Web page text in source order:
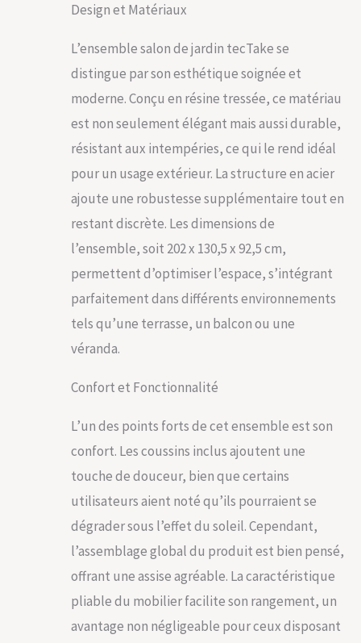
vous séduire par le
du Poly rotin
résistant aux UV,
après-midis
ensoleillés. Avec son
ensemble meuble
salon deviendra
de votre espace
extérieur.
DURABILITÉ: Vous
cherchez une
solution durable pour
vos moments en
construit avec une
longue durée de vie.
Les capuchons en
plastique protègent
votre sol, tandis que
les chaises
confortables avec
leur poignée
pratique offrent une
facilité d'utilisation
quotidienne. Parfait
pour des moments
inoubliables en
famille ou entre amis
Design et Matériaux
L’ensemble salon de jardin tecTake se
distingue par son esthétique soignée et
moderne. Conçu en résine tressée, ce matériau
est non seulement élégant mais aussi durable,
résistant aux intempéries, ce qui le rend idéal
pour un usage extérieur. La structure en acier
ajoute une robustesse supplémentaire tout en
restant discrète. Les dimensions de
l’ensemble, soit 202 x 130,5 x 92,5 cm,
permettent d’optimiser l’espace, s’intégrant
parfaitement dans différents environnements
tels qu’une terrasse, un balcon ou une
véranda.
Confort et Fonctionnalité
L’un des points forts de cet ensemble est son
confort. Les coussins inclus ajoutent une
touche de douceur, bien que certains
utilisateurs aient noté qu’ils pourraient se
dégrader sous l’effet du soleil. Cependant,
l’assemblage global du produit est bien pensé,
offrant une assise agréable. La caractéristique
pliable du mobilier facilite son rangement, un
avantage non négligeable pour ceux disposant